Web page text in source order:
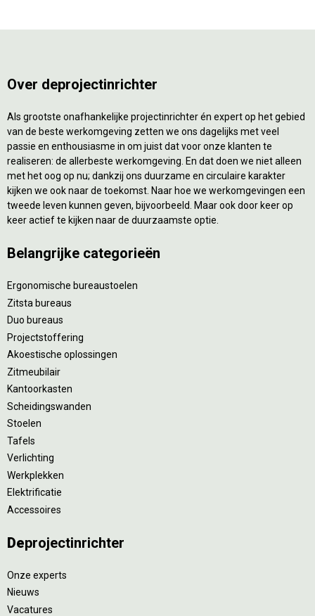
Over deprojectinrichter
Als grootste onafhankelijke projectinrichter én expert op het gebied
van de beste werkomgeving zetten we ons dagelijks met veel
passie en enthousiasme in om juist dat voor onze klanten te
realiseren: de allerbeste werkomgeving. En dat doen we niet alleen
met het oog op nu; dankzij ons duurzame en circulaire karakter
kijken we ook naar de toekomst. Naar hoe we werkomgevingen een
tweede leven kunnen geven, bijvoorbeeld. Maar ook door keer op
keer actief te kijken naar de duurzaamste optie.
Belangrijke categorieën
Ergonomische bureaustoelen
Zitsta bureaus
Duo bureaus
Projectstoffering
Akoestische oplossingen
Zitmeubilair
Kantoorkasten
Scheidingswanden
Stoelen
Tafels
Verlichting
Werkplekken
Elektrificatie
Accessoires
Deprojectinrichter
Onze experts
Nieuws
Vacatures